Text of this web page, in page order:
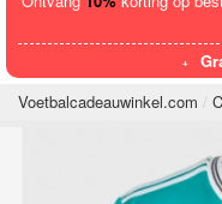
Voetbalcadeauwinkel.com